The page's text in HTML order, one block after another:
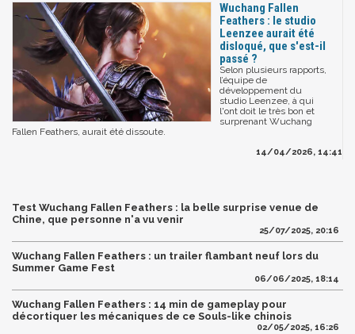
Wuchang Fallen
Feathers : le studio
Leenzee aurait été
disloqué, que s'est-il
passé ?
Selon plusieurs rapports,
l’équipe de
développement du
studio Leenzee, à qui
l'ont doit le très bon et
surprenant Wuchang
Fallen Feathers, aurait été dissoute.
14/04/2026, 14:41
Test Wuchang Fallen Feathers : la belle surprise venue de
Chine, que personne n'a vu venir
25/07/2025, 20:16
Wuchang Fallen Feathers : un trailer flambant neuf lors du
Summer Game Fest
06/06/2025, 18:14
Wuchang Fallen Feathers : 14 min de gameplay pour
décortiquer les mécaniques de ce Souls-like chinois
02/05/2025, 16:26